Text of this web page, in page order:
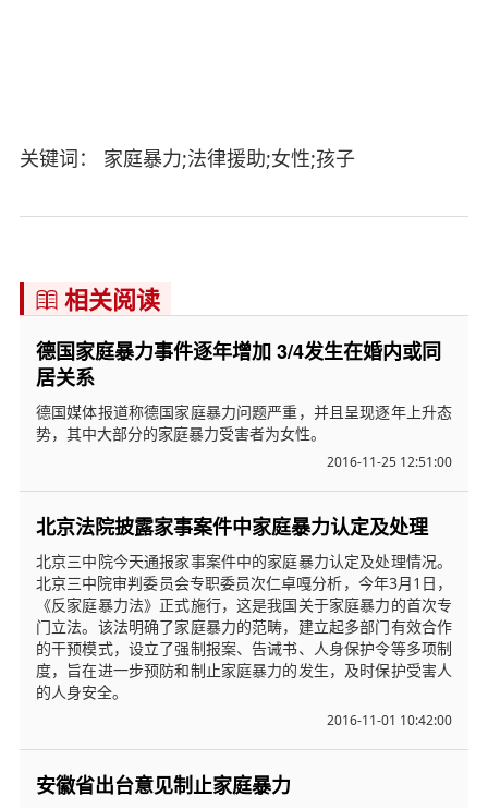
关键词： 家庭暴力;法律援助;女性;孩子
 相关阅读
德国家庭暴力事件逐年增加 3/4发生在婚内或同
居关系
德国媒体报道称德国家庭暴力问题严重，并且呈现逐年上升态
势，其中大部分的家庭暴力受害者为女性。
2016-11-25 12:51:00
北京法院披露家事案件中家庭暴力认定及处理
北京三中院今天通报家事案件中的家庭暴力认定及处理情况。
北京三中院审判委员会专职委员次仁卓嘎分析，今年3月1日，
《反家庭暴力法》正式施行，这是我国关于家庭暴力的首次专
门立法。该法明确了家庭暴力的范畴，建立起多部门有效合作
的干预模式，设立了强制报案、告诫书、人身保护令等多项制
度，旨在进一步预防和制止家庭暴力的发生，及时保护受害人
的人身安全。
2016-11-01 10:42:00
安徽省出台意见制止家庭暴力